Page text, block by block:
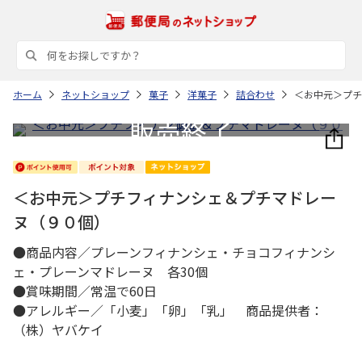
ホーム ネットショップ 菓子 洋菓子 詰合わせ ＜お中元＞プ
＜お中元＞プチフィナンシェ＆プチマドレー
ヌ（９０個）
●商品内容／プレーンフィナンシェ・チョコフィナンシ
ェ・プレーンマドレーヌ 各30個
●賞味期間／常温で60日
●アレルギー／「小麦」「卵」「乳」 商品提供者：
（株）ヤバケイ